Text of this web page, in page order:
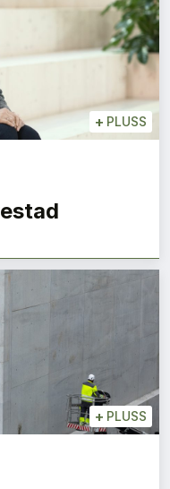
+ PLUSS
+ PLUSS